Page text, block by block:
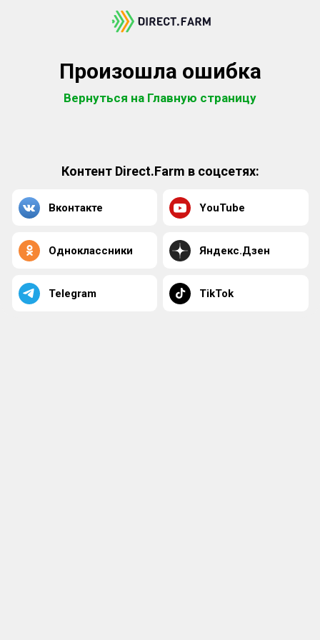
Произошла ошибка
Вернуться на Главную страницу
Контент Direct.Farm в соцсетях:
Вконтакте YouTube
Одноклассники Яндекс.Дзен
Telegram TikTok